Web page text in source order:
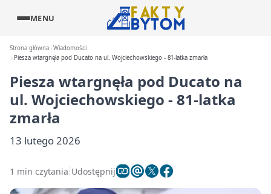
MENU
Strona główna Wiadomości
Piesza wtargnęła pod Ducato na ul. Wojciechowskiego - 81-latka zmarła
Piesza wtargnęła pod Ducato na
ul. Wojciechowskiego - 81-latka
zmarła
13 lutego 2026
1 min czytania Udostępnij